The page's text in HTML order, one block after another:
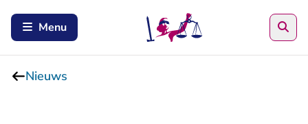
Menu
Nieuws